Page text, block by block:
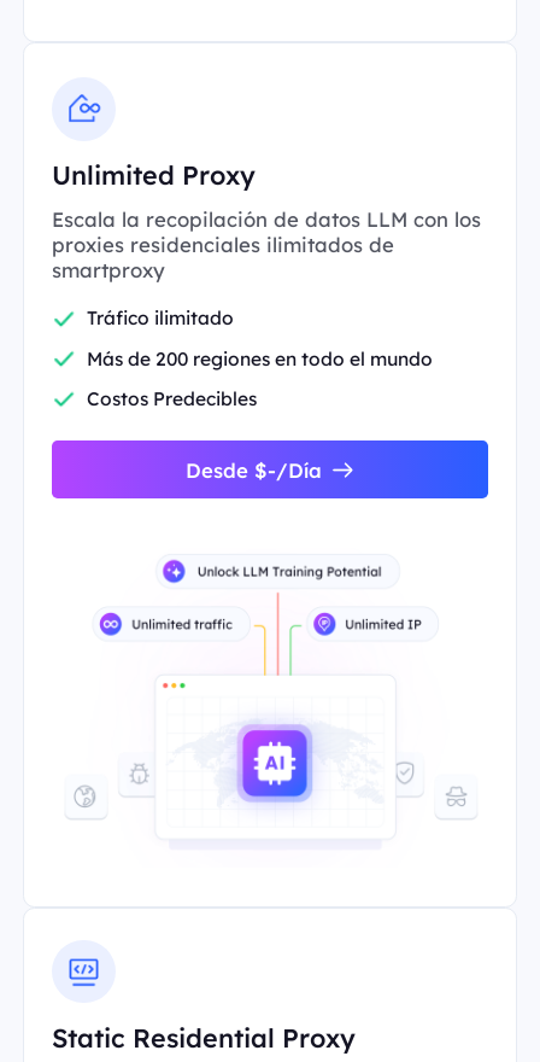
Unlimited Proxy
Escala la recopilación de datos LLM con los
proxies residenciales ilimitados de
smartproxy
Tráfico ilimitado
Más de 200 regiones en todo el mundo
Costos Predecibles
Desde $-/Día
Static Residential Proxy